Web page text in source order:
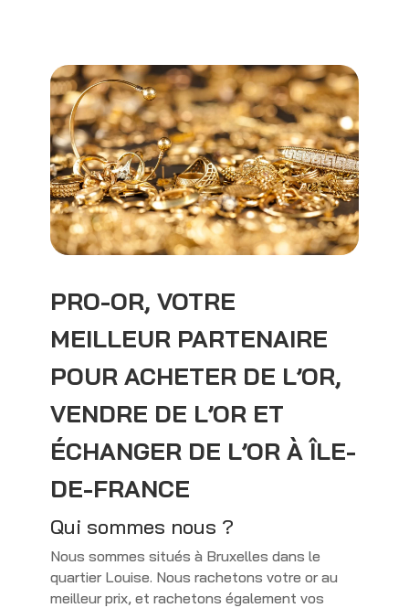
PRO-OR, VOTRE
MEILLEUR PARTENAIRE
POUR ACHETER DE L’OR,
VENDRE DE L’OR ET
ÉCHANGER DE L’OR À ÎLE-
DE-FRANCE
Qui sommes nous ?
Nous sommes situés à Bruxelles dans le
quartier Louise. Nous rachetons votre or au
meilleur prix, et rachetons également vos